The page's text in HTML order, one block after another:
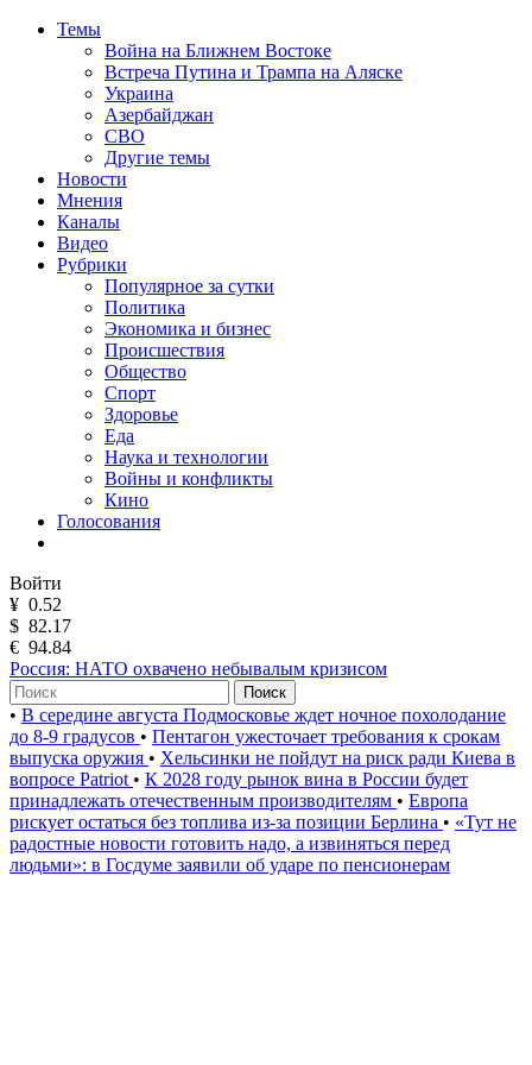
Темы
Война на Ближнем Востоке
Встреча Путина и Трампа на Аляске
Украина
Азербайджан
СВО
Другие темы
Новости
Мнения
Каналы
Видео
Рубрики
Популярное за сутки
Политика
Экономика и бизнес
Происшествия
Общество
Спорт
Здоровье
Еда
Наука и технологии
Войны и конфликты
Кино
Голосования
Войти
¥ 0.52
$ 82.17
€ 94.84
Россия: НАТО охвачено небывалым кризисом
Поиск
• В середине августа Подмосковье ждет ночное похолодание
до 8-9 градусов • Пентагон ужесточает требования к срокам
выпуска оружия • Хельсинки не пойдут на риск ради Киева в
вопросе Patriot • К 2028 году рынок вина в России будет
принадлежать отечественным производителям • Европа
рискует остаться без топлива из-за позиции Берлина • «Тут не
радостные новости готовить надо, а извиняться перед
людьми»: в Госдуме заявили об ударе по пенсионерам